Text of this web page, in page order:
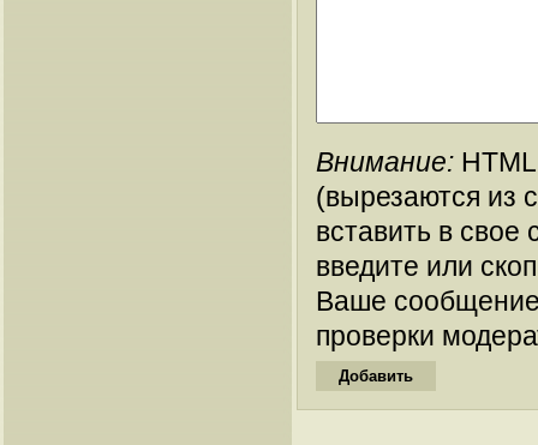
Внимание:
(вырезаются из
вставить в
введите или
Ваше
проверки